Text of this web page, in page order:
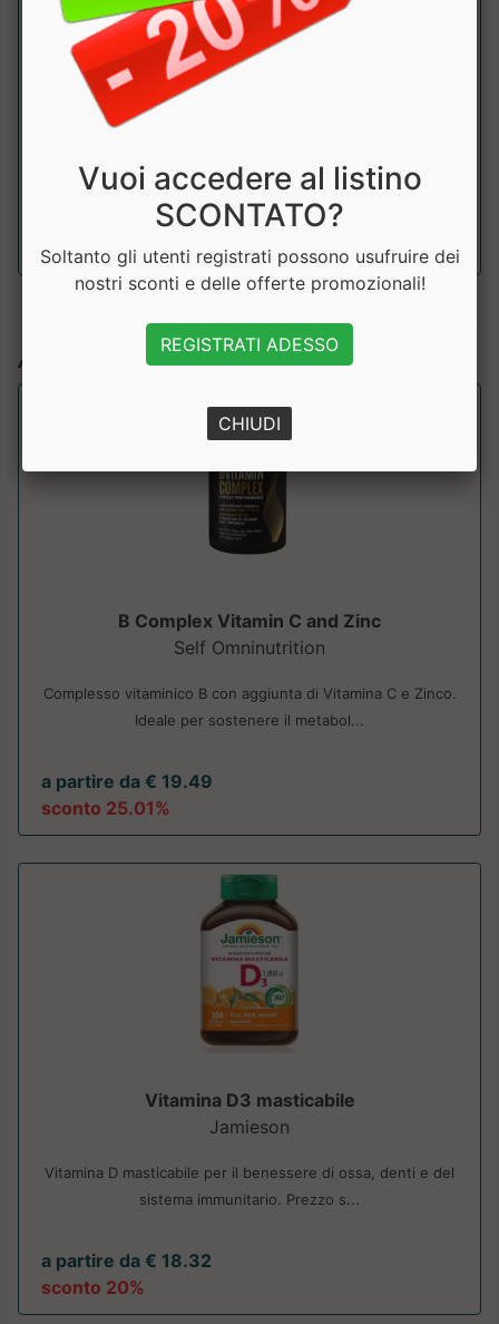
Tabella Nutrizionale
Componente
Vitamina C 1000mg 1250%
Articoli simili:
B Complex Vitamin C and Zinc
Self Omninutrition
Complesso vitaminico B con aggiunta di Vitamina C e Zinco.
Ideale per sostenere il metabol...
a partire da € 19.49
sconto 25.01%
Vitamina D3 masticabile
Jamieson
Vitamina D masticabile per il benessere di ossa, denti e del
sistema immunitario. Prezzo s...
a partire da € 18.32
sconto 20%
Vuoi accedere al listino
SCONTATO?
Soltanto gli utenti registrati possono usufruire dei
nostri sconti e delle offerte promozionali!
REGISTRATI ADESSO
CHIUDI